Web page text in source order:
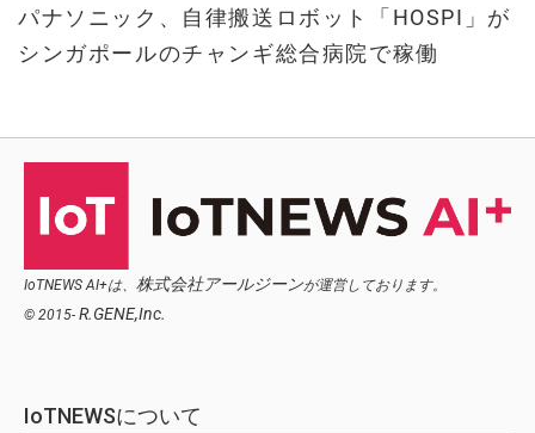
パナソニック、自律搬送ロボット「HOSPI」が
シンガポールのチャンギ総合病院で稼働
IoTNEWS AI+は、 株式会社アールジーンが運営しております。
© 2015- R.GENE,Inc.
IoTNEWSについて